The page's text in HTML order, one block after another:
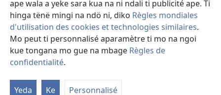
ape wala a yeke sara kua na ni ndali ti publicité ape. Ti
hinga tënë mingi na ndö ni, diko Règles mondiales
d'utilisation des cookies et technologies similaires.
Mo peut ti personnalisé aparamètre ti mo na ngoi
kue tongana mo gue na mbage Règles de
confidentialité.
Yeda Ke Personnalisé
page)
(zi
mbeni
fini
page)
Copyright© 2026 Watch Tower Bible and Tract Society of Pennsylvania.
LEGE TI SARA KUA NA NI
APARAMÈTRE TI CONFIDENTIALITÉ